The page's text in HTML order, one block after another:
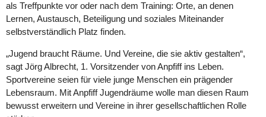
als Treffpunkte vor oder nach dem Training: Orte, an denen
Lernen, Austausch, Beteiligung und soziales Miteinander
selbstverständlich Platz finden.
„Jugend braucht Räume. Und Vereine, die sie aktiv gestalten“,
sagt Jörg Albrecht, 1. Vorsitzender von Anpfiff ins Leben.
Sportvereine seien für viele junge Menschen ein prägender
Lebensraum. Mit Anpfiff Jugendräume wolle man diesen Raum
bewusst erweitern und Vereine in ihrer gesellschaftlichen Rolle